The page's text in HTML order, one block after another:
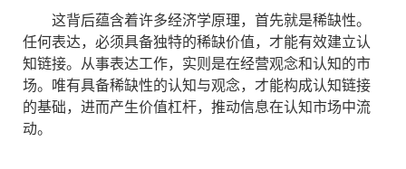
这背后蕴含着许多经济学原理，首先就是稀缺性。
任何表达，必须具备独特的稀缺价值，才能有效建立认
知链接。从事表达工作，实则是在经营观念和认知的市
场。唯有具备稀缺性的认知与观念，才能构成认知链接
的基础，进而产生价值杠杆，推动信息在认知市场中流
动。